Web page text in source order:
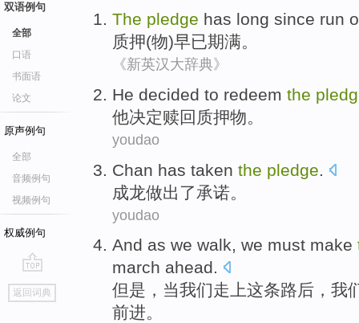
双语例句
全部
口语
书面语
论文
原声例句
全部
音频例句
视频例句
权威例句
go
top
返回词典
The pledge has long since run
质押(物)早已期满。
《新英汉大辞典》
He decided to redeem the
他决定赎回 质押物。
youdao
Chan has taken the pledge
成龙做出了承诺。
youdao
And as we walk, we must make
march ahead.
但是， 当我们走上这条路后 ，我
前进。